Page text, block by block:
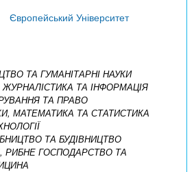
Європейський Університет
ТА ГУМАНІТАРНІ НАУКИ
ЖУРНАЛІСТИКА ТА ІНФОРМАЦІЯ
ТА ПРАВО
МАТЕМАТИКА ТА СТАТИСТИКА
ТА БУДІВНИЦТВО
РИБНЕ ГОСПОДАРСТВО ТА